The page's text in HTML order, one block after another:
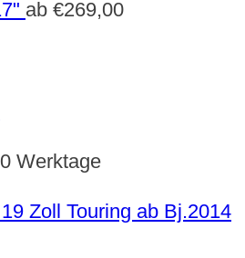
ab €269,00
Werktage